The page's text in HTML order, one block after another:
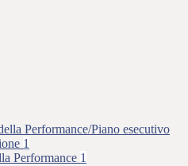
Performance/Piano esecutivo
1
Performance 1